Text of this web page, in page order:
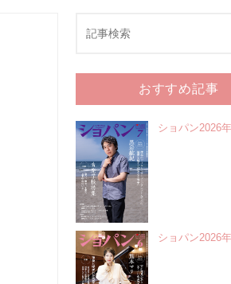
おすすめ記事
ショパン2026
ショパン2026